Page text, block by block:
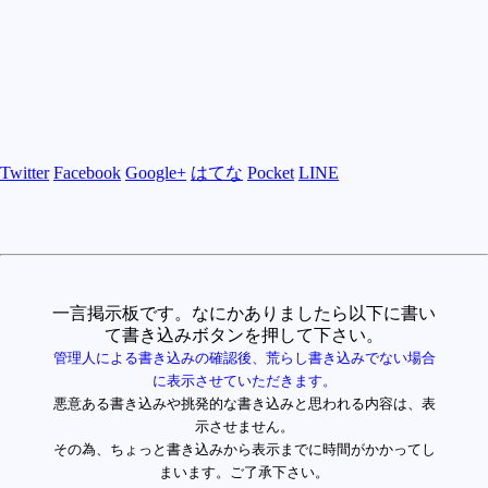
Twitter Facebook Google+ はてな Pocket LINE
一言掲示板です。なにかありましたら以下に書い
て書き込みボタンを押して下さい。
管理人による書き込みの確認後、荒らし書き込みでない場合
に表示させていただきます。
悪意ある書き込みや挑発的な書き込みと思われる内容は、表
示させません。
その為、ちょっと書き込みから表示までに時間がかかってし
まいます。ご了承下さい。